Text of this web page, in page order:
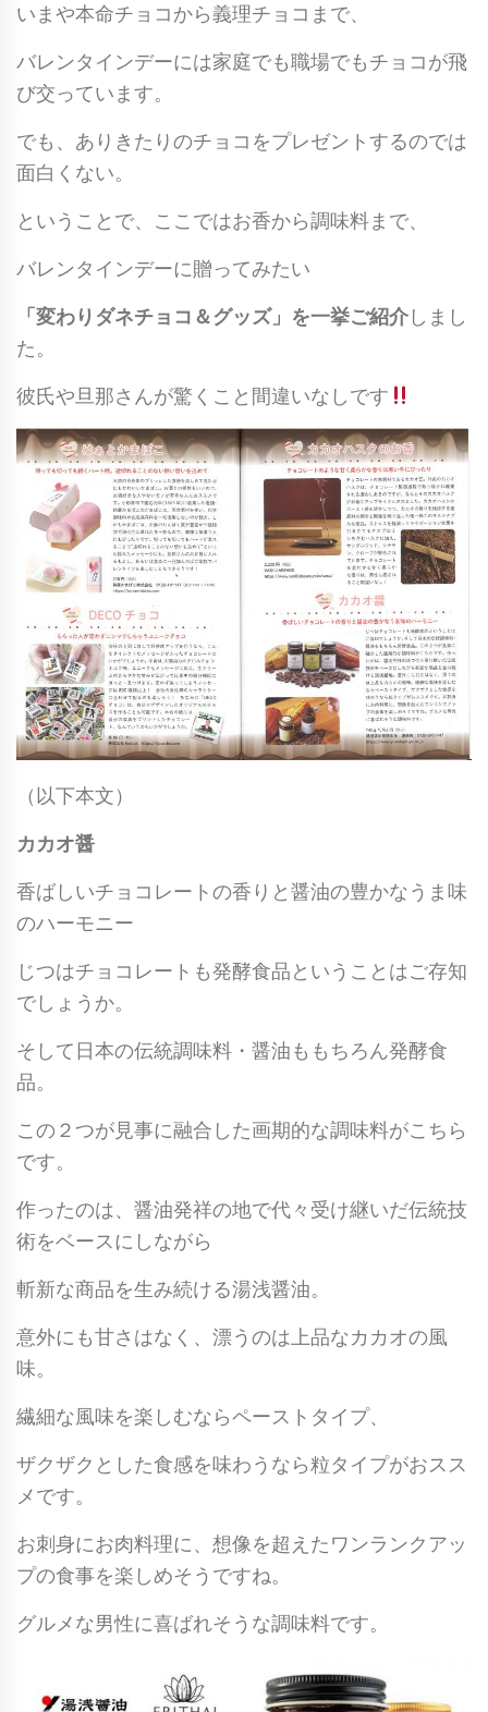
いまや本命チョコから義理チョコまで、
バレンタインデーには家庭でも職場でもチョコが飛
び交っています。
でも、ありきたりのチョコをプレゼントするのでは
面白くない。
ということで、ここではお香から調味料まで、
バレンタインデーに贈ってみたい
「変わりダネチョコ＆グッズ」を一挙ご紹介しまし
た。
彼氏や旦那さんが驚くこと間違いなしです
（以下本文）
カカオ醤
香ばしいチョコレートの香りと醤油の豊かなうま味
のハーモニー
じつはチョコレートも発酵食品ということはご存知
でしょうか。
そして日本の伝統調味料・醤油ももちろん発酵食
品。
この２つが見事に融合した画期的な調味料がこちら
です。
作ったのは、醤油発祥の地で代々受け継いだ伝統技
術をベースにしながら
斬新な商品を生み続ける湯浅醤油。
意外にも甘さはなく、漂うのは上品なカカオの風
味。
繊細な風味を楽しむならペーストタイプ、
ザクザクとした食感を味わうなら粒タイプがおスス
メです。
お刺身にお肉料理に、想像を超えたワンランクアッ
プの食事を楽しめそうですね。
グルメな男性に喜ばれそうな調味料です。